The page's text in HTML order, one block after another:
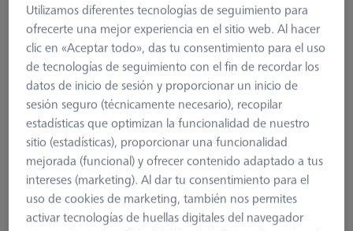
Utilizamos diferentes tecnologías de seguimiento para
ofrecerte una mejor experiencia en el sitio web. Al hacer
clic en «Aceptar todo», das tu consentimiento para el uso
de tecnologías de seguimiento con el fin de recordar los
datos de inicio de sesión y proporcionar un inicio de
sesión seguro (técnicamente necesario), recopilar
estadísticas que optimizan la funcionalidad de nuestro
sitio (estadísticas), proporcionar una funcionalidad
mejorada (funcional) y ofrecer contenido adaptado a tus
intereses (marketing). Al dar tu consentimiento para el
uso de cookies de marketing, también nos permites
activar tecnologías de huellas digitales del navegador